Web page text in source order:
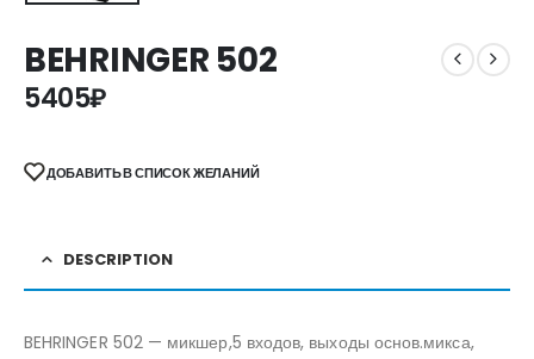
BEHRINGER 502
5405₽
ДОБАВИТЬ В СПИСОК ЖЕЛАНИЙ
DESCRIPTION
BEHRINGER 502 — микшер,5 входов, выходы основ.микса,